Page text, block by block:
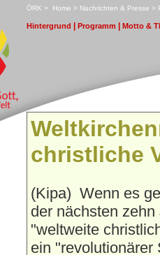
ÖRK > Home > Nachrichten & Presse >
Hintergrund Programm Motto &
christliche
(Kipa) Wenn es
der nächsten
"weltweite
ein "revolutionärer